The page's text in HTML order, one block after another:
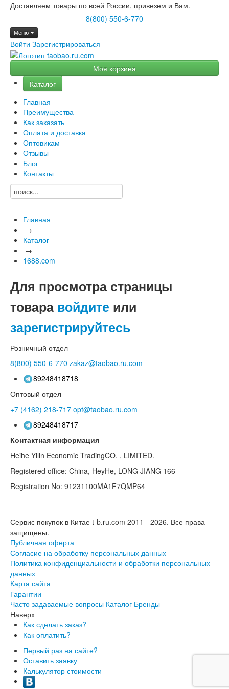
Доставляем товары по всей России, привезем и Вам.
8(800) 550-6-770
Меню
Войти Зарегистрироваться
Моя корзина
Каталог
Главная
Преимущества
Как заказать
Оплата и доставка
Оптовикам
Отзывы
Блог
Контакты
Главная
→
Каталог
→
1688.com
Для просмотра страницы
товара войдите или
зарегистрируйтесь
Розничный отдел
8(800) 550-6-770 zakaz@taobao.ru.com
89248418718
Оптовый отдел
+7 (4162) 218-717 opt@taobao.ru.com
89248418717
Контактная информация
Heihe Yilin Economic TradingCO. , LIMITED.
Registered office: China, HeyHe, LONG JIANG 166
Registration No: 91231100MA1F7QMP64
Сервис покупок в Китае t-b.ru.com 2011 - 2026. Все права
защищены.
Публичная оферта
Согласие на обработку персональных данных
Политика конфиденциальности и обработки персональных
данных
Карта сайта
Гарантии
Часто задаваемые вопросы Каталог Бренды
Наверх
Как сделать заказ?
Как оплатить?
Первый раз на сайте?
Оставить заявку
Калькулятор стоимости